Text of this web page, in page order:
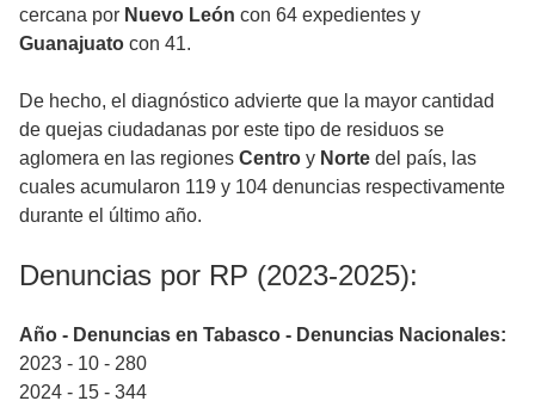
cercana por Nuevo León con 64 expedientes y
Guanajuato con 41.
De hecho, el diagnóstico advierte que la mayor cantidad
de quejas ciudadanas por este tipo de residuos se
aglomera en las regiones Centro y Norte del país, las
cuales acumularon 119 y 104 denuncias respectivamente
durante el último año.
Denuncias por RP (2023-2025):
Año - Denuncias en Tabasco - Denuncias Nacionales:
2023 - 10 - 280
2024 - 15 - 344